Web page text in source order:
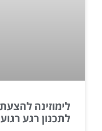
לתכנון רגע רגוע